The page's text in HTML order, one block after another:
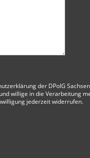
der DPolG
willige in die Verarbeitung
jederzeit widerrufen.